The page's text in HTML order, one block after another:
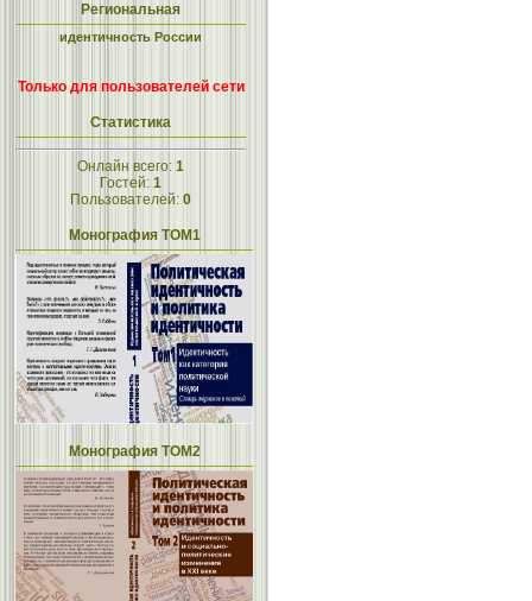
Региональная
идентичность России
Только для пользователей сети
Статистика
Онлайн всего: 1
Гостей: 1
Пользователей: 0
Монография ТОМ1
Монография ТОМ2